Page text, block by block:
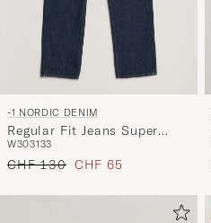
-1 NORDIC DENIM
Regular Fit Jeans Super
Dark
W303133
Regulärer Preis
CHF 130 Reduzierter Preis
CHF 65